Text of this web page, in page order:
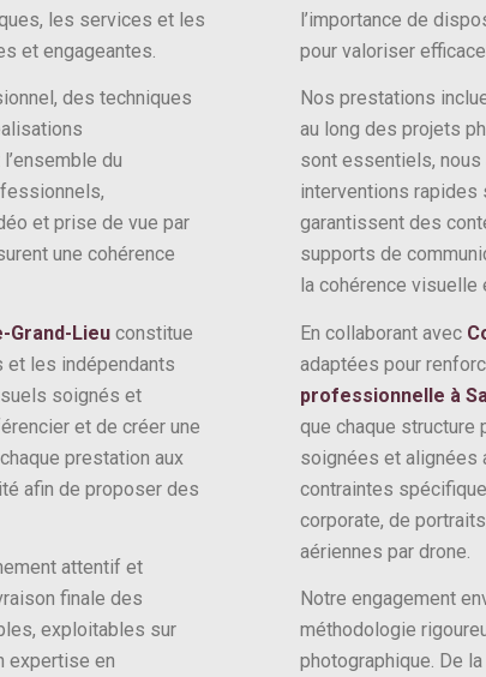
les services et les
et engageantes.
des techniques
du
et prise de vue par
une cohérence
Grand-Lieu constitue
les indépendants
soignés et
et de créer une
prestation aux
afin de proposer des
attentif et
finale des
exploitables sur
expertise en
l’importance de
pour valoriser
Nos prestations
au long des projets
sont essentiels,
interventions
garantissent des
supports de
la cohérence visuelle
En collaborant avec
adaptées pour
professionnelle à
que chaque structure
soignées et alignées
contraintes
corporate, de
aériennes par drone.
Notre engagement
méthodologie
photographique. De